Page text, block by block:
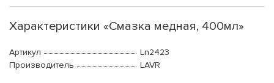
Характеристики «Смазка медная, 400мл»
Артикул
Ln2423
Производитель
LAVR